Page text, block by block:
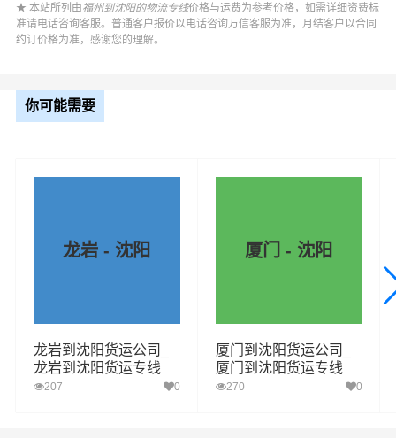
★ 本站所列由福州到沈阳的物流专线价格与运费为参考价格，如需详细资费标
准请电话咨询客服。普通客户报价以电话咨询万信客服为准，月结客户以合同
约订价格为准，感谢您的理解。
你可能需要
龙岩 - 沈阳
龙岩到沈阳货运公司_
龙岩到沈阳货运专线
207 0
厦门 - 沈阳
厦门到沈阳货运公司_
厦门到沈阳货运专线
270 0